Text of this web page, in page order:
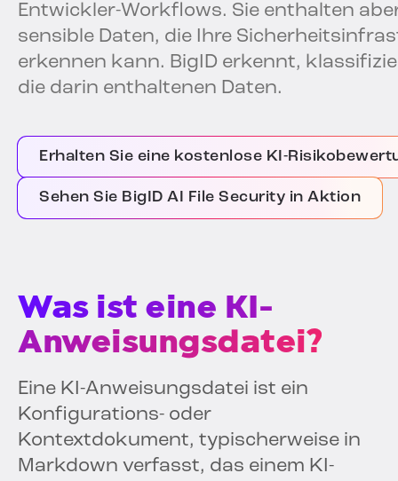
Entwickler-Workflows. Sie enthalten
sensible Daten, die Ihre
erkennen kann. BigID erkennt,
die darin enthaltenen Daten.
Erhalten Sie eine kostenlose KI-
Sehen Sie BigID AI File Security in Aktion
Was ist eine KI-
Anweisungsdatei?
Eine KI-Anweisungsdatei ist ein
Konfigurations- oder
Kontextdokument, typischerweise in
Markdown verfasst, das einem KI-